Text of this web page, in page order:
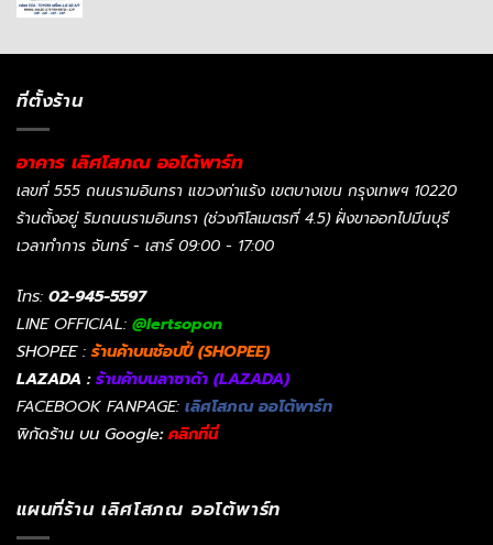
ที่ตั้งร้าน
อาคาร เลิศโสภณ ออโต้พาร์ท
เลขที่ 555 ถนนรามอินทรา แขวงท่าแร้ง เขตบางเขน กรุงเทพฯ 10220
ร้านตั้งอยู่ ริมถนนรามอินทรา (ช่วงกิโลเมตรที่ 4.5) ฝั่งขาออกไปมีนบุรี
เวลาทำการ จันทร์ - เสาร์ 09:00 - 17:00
โทร: 02-945-5597
LINE OFFICIAL: @lertsopon
SHOPEE : ร้านค้าบนช้อปปี้ (SHOPEE)
LAZADA :ร้านค้าบนลาซาด้า (LAZADA)
FACEBOOK FANPAGE: เลิศโสภณ ออโต้พาร์ท
พิกัดร้าน บน Google: คลิกที่นี่
แผนที่ร้าน เลิศโสภณ ออโต้พาร์ท